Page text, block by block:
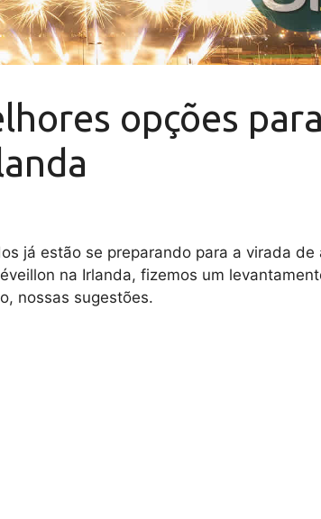
opções
já estão se preparando para a virada de
na Irlanda, fizemos um
nossas sugestões.